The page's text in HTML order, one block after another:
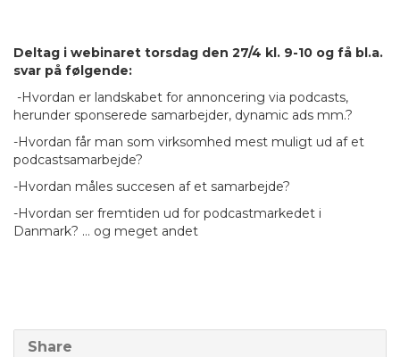
Deltag i webinaret torsdag den 27/4 kl. 9-10 og få bl.a.
svar på følgende:
-Hvordan er landskabet for annoncering via podcasts,
herunder sponserede samarbejder, dynamic ads mm.?
-Hvordan får man som virksomhed mest muligt ud af et
podcastsamarbejde?
-Hvordan måles succesen af et samarbejde?
-Hvordan ser fremtiden ud for podcastmarkedet i
Danmark? … og meget andet
Share